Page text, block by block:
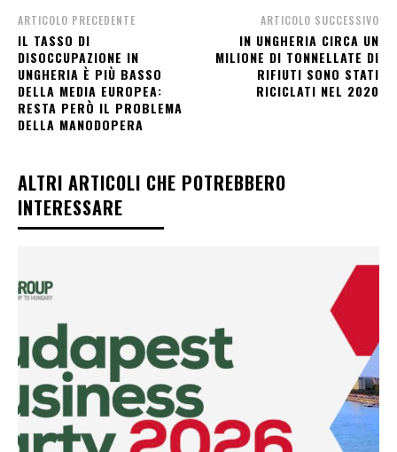
ARTICOLO PRECEDENTE
IL TASSO DI
DISOCCUPAZIONE IN
UNGHERIA È PIÙ BASSO
DELLA MEDIA EUROPEA:
RESTA PERÒ IL PROBLEMA
DELLA MANODOPERA
ARTICOLO SUCCESSIVO
IN UNGHERIA CIRCA UN
MILIONE DI TONNELLATE DI
RIFIUTI SONO STATI
RICICLATI NEL 2020
ALTRI ARTICOLI CHE POTREBBERO
INTERESSARE